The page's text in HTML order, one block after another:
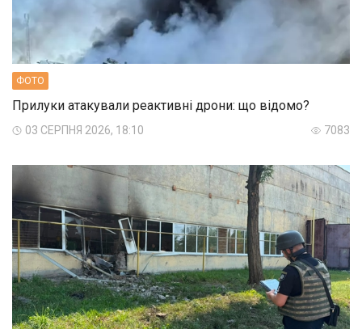
ФОТО
Прилуки атакували реактивні дрони: що відомо?
03 СЕРПНЯ 2026, 18:10 7083